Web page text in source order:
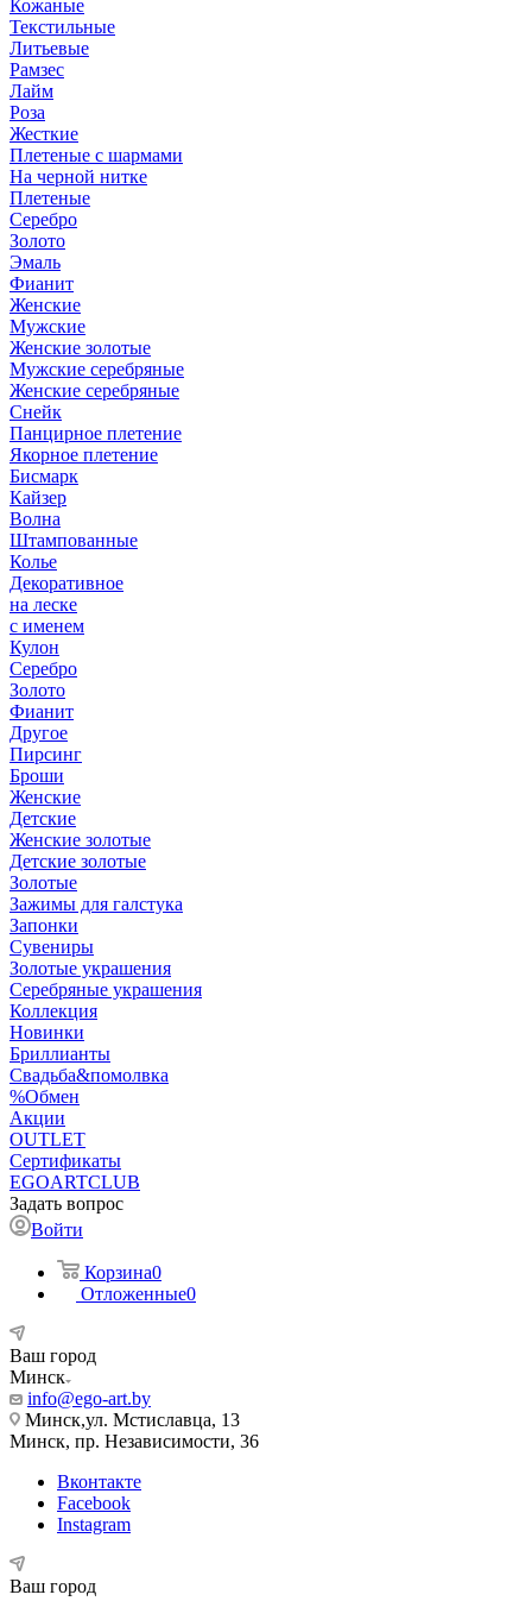
Кожаные
Текстильные
Литьевые
Рамзес
Лайм
Роза
Жесткие
Плетеные с шармами
На черной нитке
Плетеные
Серебро
Золото
Эмаль
Фианит
Женские
Мужские
Женские золотые
Мужские серебряные
Женские серебряные
Снейк
Панцирное плетение
Якорное плетение
Бисмарк
Кайзер
Волна
Штампованные
Колье
Декоративное
на леске
с именем
Кулон
Серебро
Золото
Фианит
Другое
Пирсинг
Броши
Женские
Детские
Женские золотые
Детские золотые
Золотые
Зажимы для галстука
Запонки
Сувениры
Золотые украшения
Серебряные украшения
Коллекция
Новинки
Бриллианты
Свадьба&помолвка
%Обмен
Акции
OUTLET
Сертификаты
EGOARTCLUB
Задать вопрос
Войти
Корзина0
Отложенные0
Ваш город
Минск
info@ego-art.by
Минск,ул. Мстиславца, 13
Минск, пр. Независимости, 36
Вконтакте
Facebook
Instagram
Ваш город